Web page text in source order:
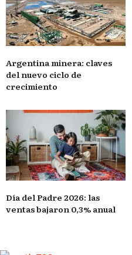
Argentina minera: claves
del nuevo ciclo de
crecimiento
Día del Padre 2026: las
ventas bajaron 0,3% anual